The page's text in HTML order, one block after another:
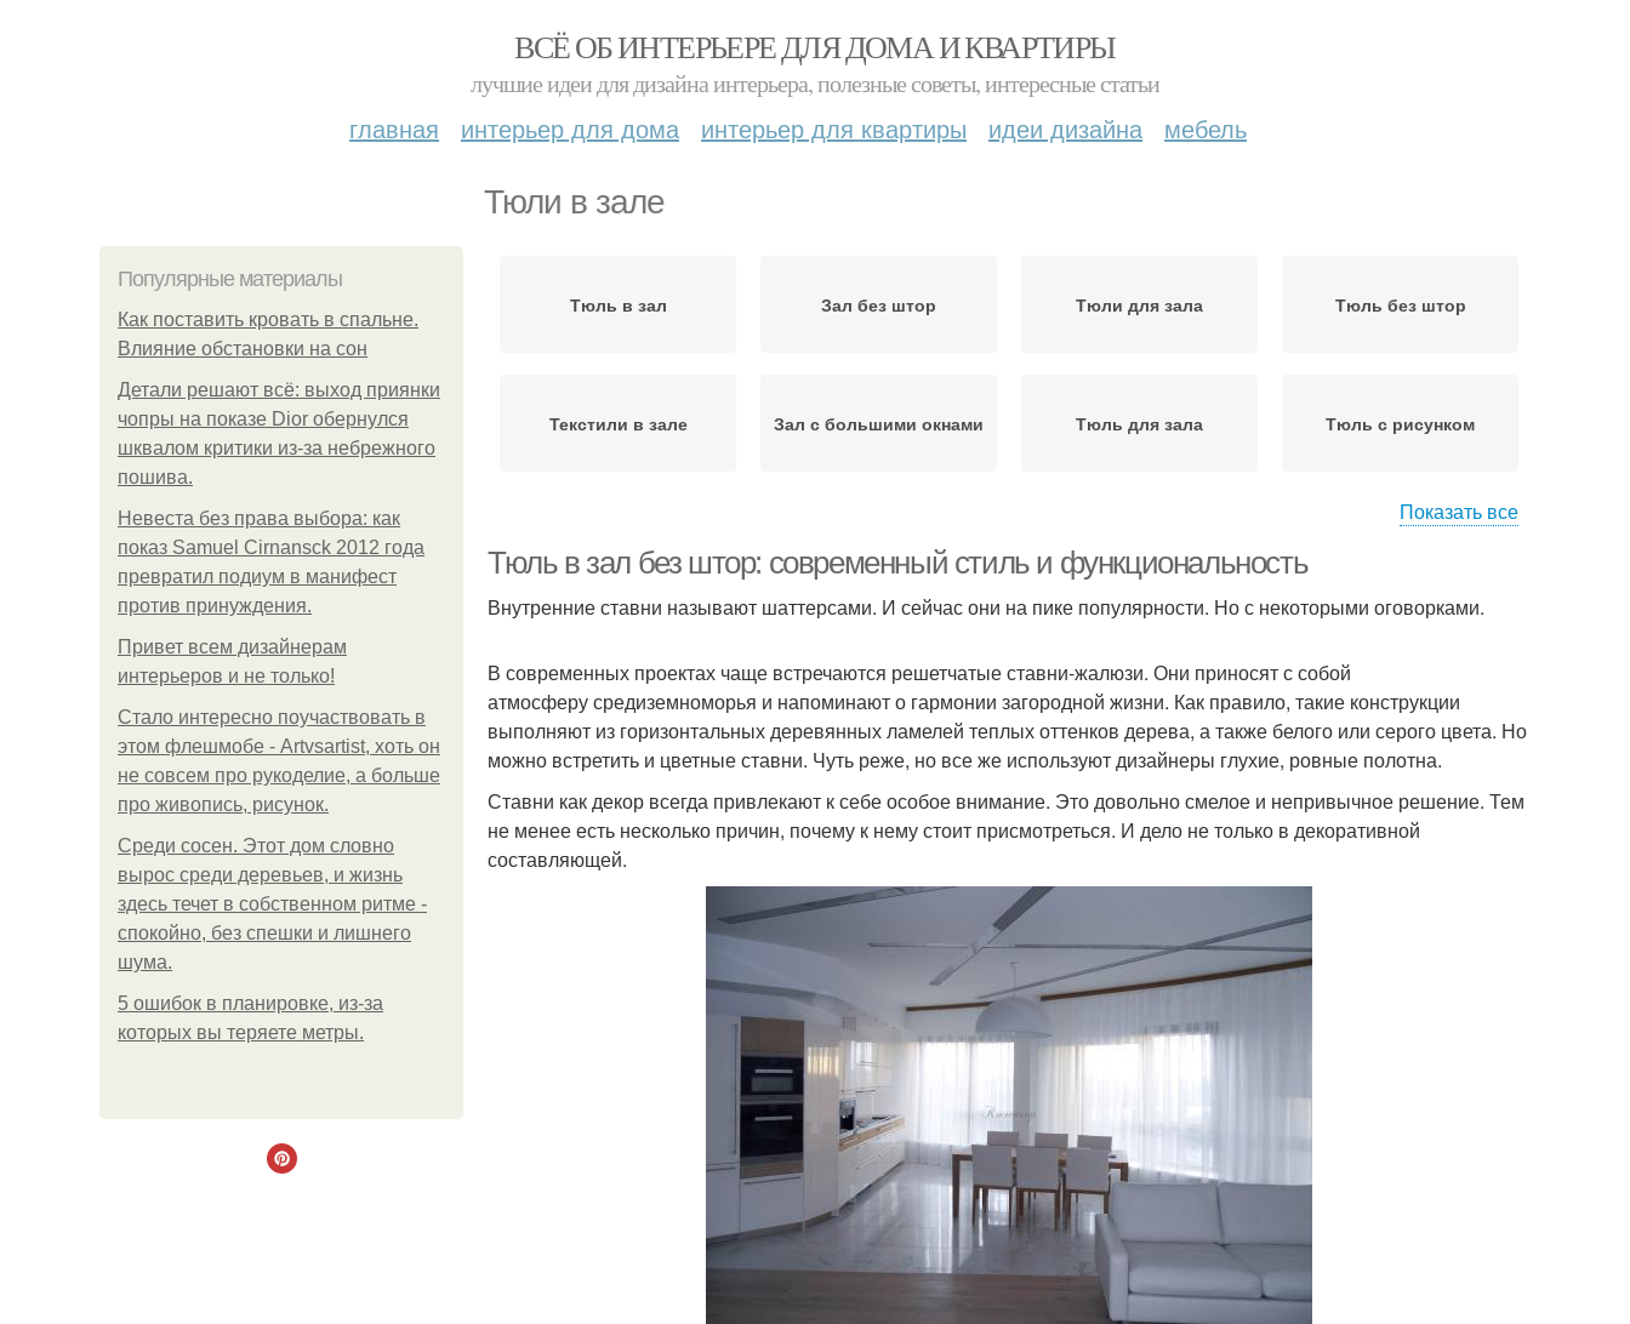
ВСЁ ОБ ИНТЕРЬЕРЕ ДЛЯ ДОМА И КВАРТИРЫ
лучшие идеи для дизайна интерьера, полезные советы, интересные статьи
главная интерьер для дома интерьер для квартиры идеи дизайна мебель
Тюли в зале
Популярные материалы
Как поставить кровать в спальне.
Влияние обстановки на сон
Детали решают всё: выход приянки
чопры на показе Dior обернулся
шквалом критики из-за небрежного
пошива.
Невеста без права выбора: как
показ Samuel Cirnansck 2012 года
превратил подиум в манифест
против принуждения.
Привет всем дизайнерам
интерьеров и не только!
Стало интересно поучаствовать в
этом флешмобе - Artvsartist, хоть он
не совсем про рукоделие, а больше
про живопись, рисунок.
Среди сосен. Этот дом словно
вырос среди деревьев, и жизнь
здесь течет в собственном ритме -
спокойно, без спешки и лишнего
шума.
5 ошибок в планировке, из-за
которых вы теряете метры.
Тюль в зал Зал без штор Тюли для зала Тюль без штор
Текстили в зале Зал с большими окнами Тюль для зала Тюль с рисунком
Показать все
Тюль в зал без штор: современный стиль и функциональность
Внутренние ставни называют шаттерсами. И сейчас они на пике популярности. Но с некоторыми оговорками.
В современных проектах чаще встречаются решетчатые ставни-жалюзи. Они приносят с собой
атмосферу средиземноморья и напоминают о гармонии загородной жизни. Как правило, такие конструкции
выполняют из горизонтальных деревянных ламелей теплых оттенков дерева, а также белого или серого цвета. Но
можно встретить и цветные ставни. Чуть реже, но все же используют дизайнеры глухие, ровные полотна.
Ставни как декор всегда привлекают к себе особое внимание. Это довольно смелое и непривычное решение. Тем
не менее есть несколько причин, почему к нему стоит присмотреться. И дело не только в декоративной
составляющей.